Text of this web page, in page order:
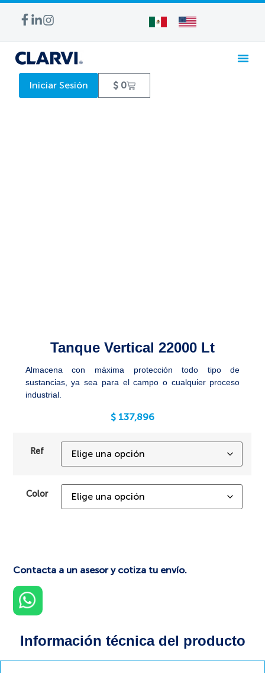
Iniciar Sesión $ 0
Tanque Vertical 22000 Lt
Almacena con máxima protección todo tipo de
sustancias, ya sea para el campo o cualquier proceso
industrial.
$ 137,896
Ref
Color
Contacta a un asesor y cotiza tu envío.
Información técnica del producto